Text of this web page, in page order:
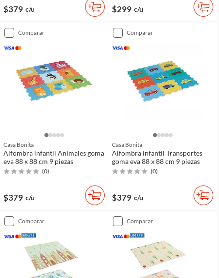
$379 c/u $299 c/u
comparar
Casa Bonita
Alfombra infantil Animales goma
eva 88 x 88 cm 9 piezas
(0)
$379 c/u
comparar
Casa Bonita
Alfombra infantil Transportes
goma eva 88 x 88 cm 9 piezas
(0)
$379 c/u
comparar comparar